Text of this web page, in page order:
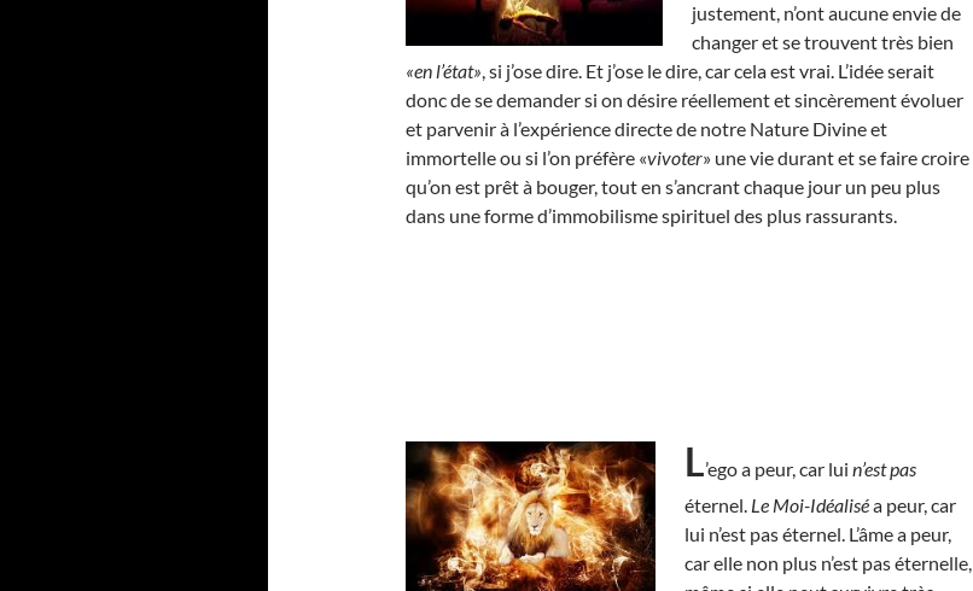
justement, n’ont aucune envie de
changer et se trouvent très bien
«en l’état», si j’ose dire. Et j’ose le dire, car cela est vrai. L’idée serait
donc de se demander si on désire réellement et sincèrement évoluer
et parvenir à l’expérience directe de notre Nature Divine et
immortelle ou si l’on préfère «vivoter» une vie durant et se faire croire
qu’on est prêt à bouger, tout en s’ancrant chaque jour un peu plus
dans une forme d’immobilisme spirituel des plus rassurants.
L’ego a peur, car lui n’est pas
éternel. Le Moi-Idéaliséa peur, car
lui n’est pas éternel. L’âme a peur,
car elle non plus n’est pas éternelle,